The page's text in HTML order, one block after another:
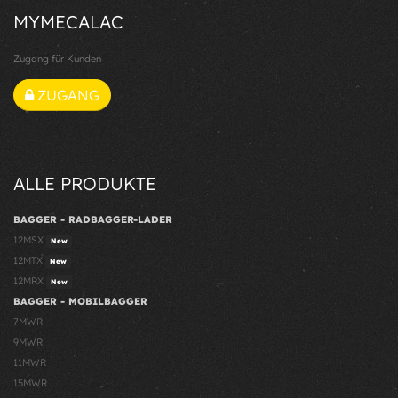
MYMECALAC
Zugang für Kunden
ZUGANG
ALLE PRODUKTE
BAGGER - RADBAGGER-LADER
12MSX
New
12MTX New
12MRX New
BAGGER - MOBILBAGGER
7MWR
9MWR
11MWR
15MWR